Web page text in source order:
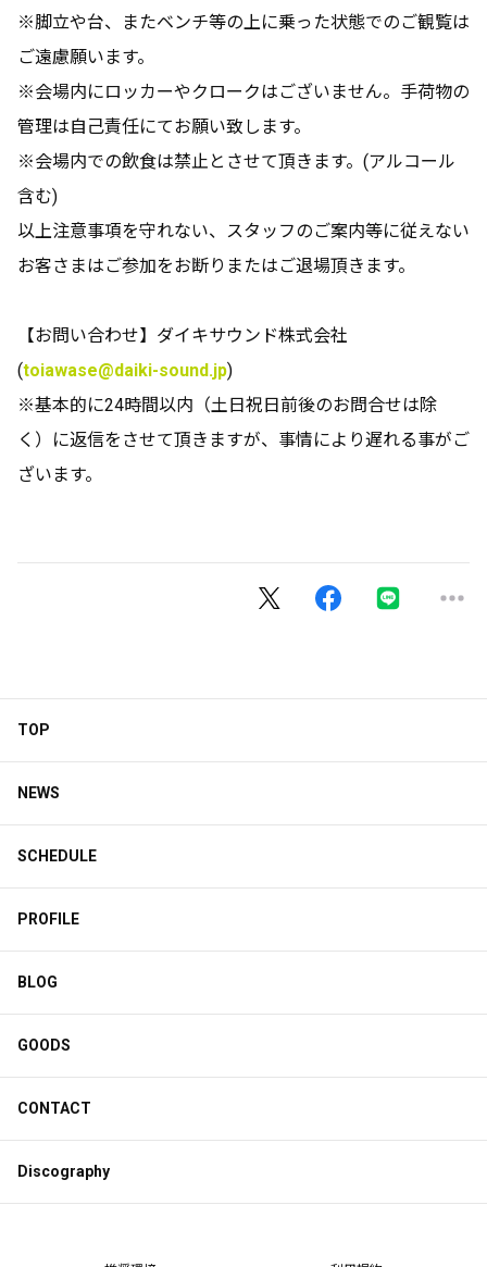
※脚立や台、またベンチ等の上に乗った状態でのご観覧は
ご遠慮願います。
※会場内にロッカーやクロークはございません。手荷物の
管理は自己責任にてお願い致します。
※会場内での飲食は禁止とさせて頂きます。(アルコール
含む)
以上注意事項を守れない、スタッフのご案内等に従えない
お客さまはご参加をお断りまたはご退場頂きます。
【お問い合わせ】ダイキサウンド株式会社
(toiawase@daiki-sound.jp)
※基本的に24時間以内（土日祝日前後のお問合せは除
く）に返信をさせて頂きますが、事情により遅れる事がご
ざいます。
TOP
NEWS
SCHEDULE
PROFILE
BLOG
GOODS
CONTACT
Discography